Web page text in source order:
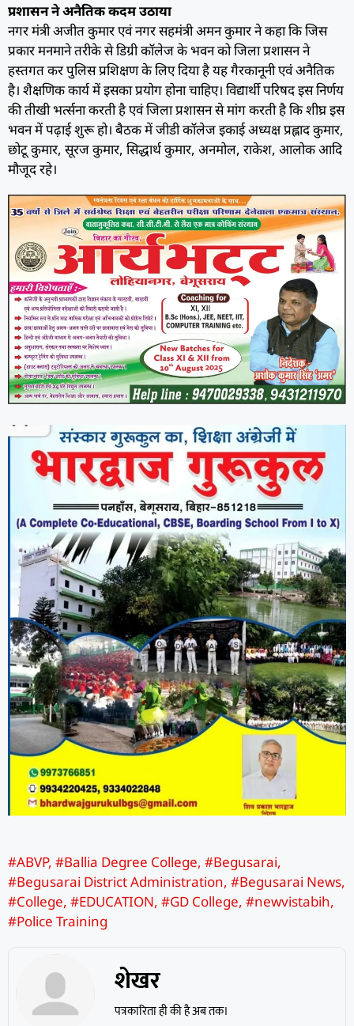
प्रशासन ने अनैतिक कदम उठाया
नगर मंत्री अजीत कुमार एवं नगर सहमंत्री अमन कुमार ने कहा कि जिस
प्रकार मनमाने तरीके से डिग्री कॉलेज के भवन को जिला प्रशासन ने
हस्तगत कर पुलिस प्रशिक्षण के लिए दिया है यह गैरकानूनी एवं अनैतिक
है। शैक्षणिक कार्य में इसका प्रयोग होना चाहिए। विद्यार्थी परिषद इस निर्णय
की तीखी भर्त्सना करती है एवं जिला प्रशासन से मांग करती है कि शीघ्र इस
भवन में पढ़ाई शुरू हो। बैठक में जीडी कॉलेज इकाई अध्यक्ष प्रह्लाद कुमार,
छोटू कुमार, सूरज कुमार, सिद्धार्थ कुमार, अनमोल, राकेश, आलोक आदि
मौजूद रहे।
#ABVP, #Ballia Degree College, #Begusarai,
#Begusarai District Administration, #Begusarai News,
#College, #EDUCATION, #GD College, #newvistabih,
#Police Training
शेखर
पत्रकारिता ही की है अब तक।